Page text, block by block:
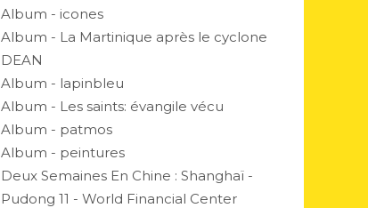
Album - icones
Album - La Martinique après le cyclone
DEAN
Album - lapinbleu
Album - Les saints: évangile vécu
Album - patmos
Album - peintures
Deux Semaines En Chine : Shanghaï -
Pudong 11 - World Financial Center